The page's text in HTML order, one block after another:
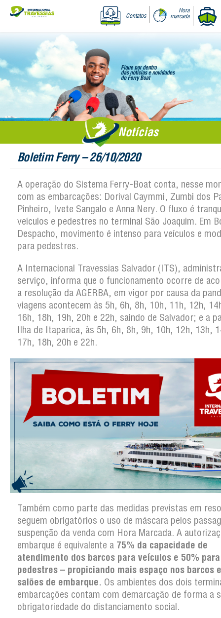
Contatos
Hora
marcada
Notícias
Boletim Ferry – 26/10/2020
A operação do Sistema Ferry-Boat conta, nesse
com as embarcações: Dorival Caymmi, Zumbi dos
Pinheiro, Ivete Sangalo e Anna Nery. O fluxo é
veículos e pedestres no terminal São Joaquim. Em
Despacho, movimento é intenso para veículos e
para pedestres.
A Internacional Travessias Salvador (ITS),
serviço, informa que o funcionamento ocorre de
a resolução da AGERBA, em vigor por causa da
viagens acontecem às 5h, 6h, 8h, 10h, 11h, 12h,
16h, 18h, 19h, 20h e 22h, saindo de Salvador; e a
Ilha de Itaparica, às 5h, 6h, 8h, 9h, 10h, 12h, 13h,
17h, 18h, 20h e 22h.
Também como parte das medidas previstas em
seguem obrigatórios o uso de máscara pelos
suspenção da venda com Hora Marcada. A
embarque é equivalente a 75% da capacidade de
atendimento dos barcos para veículos e 50% para
pedestres – propiciando mais espaço nos barcos
salões de embarque. Os ambientes dos dois
embarcações contam com demarcação de forma a
obrigatoriedade do distanciamento social.